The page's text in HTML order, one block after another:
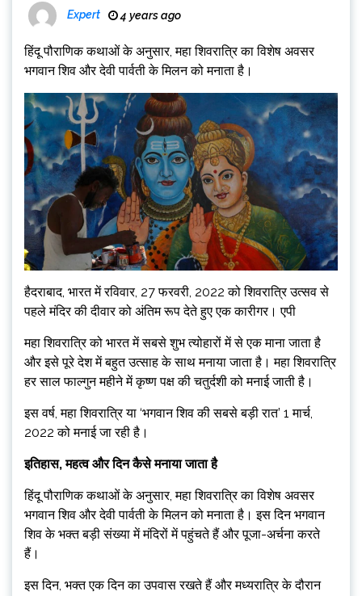
Expert 4 years ago
हिंदू पौराणिक कथाओं के अनुसार, महा शिवरात्रि का विशेष अवसर
भगवान शिव और देवी पार्वती के मिलन को मनाता है।
हैदराबाद, भारत में रविवार, 27 फरवरी, 2022 को शिवरात्रि उत्सव से
पहले मंदिर की दीवार को अंतिम रूप देते हुए एक कारीगर। एपी
महा शिवरात्रि को भारत में सबसे शुभ त्योहारों में से एक माना जाता है
और इसे पूरे देश में बहुत उत्साह के साथ मनाया जाता है। महा शिवरात्रि
हर साल फाल्गुन महीने में कृष्ण पक्ष की चतुर्दशी को मनाई जाती है।
इस वर्ष, महा शिवरात्रि या ‘भगवान शिव की सबसे बड़ी रात’ 1 मार्च,
2022 को मनाई जा रही है।
इतिहास, महत्व और दिन कैसे मनाया जाता है
हिंदू पौराणिक कथाओं के अनुसार, महा शिवरात्रि का विशेष अवसर
भगवान शिव और देवी पार्वती के मिलन को मनाता है। इस दिन भगवान
शिव के भक्त बड़ी संख्या में मंदिरों में पहुंचते हैं और पूजा-अर्चना करते
हैं।
इस दिन, भक्त एक दिन का उपवास रखते हैं और मध्यरात्रि के दौरान